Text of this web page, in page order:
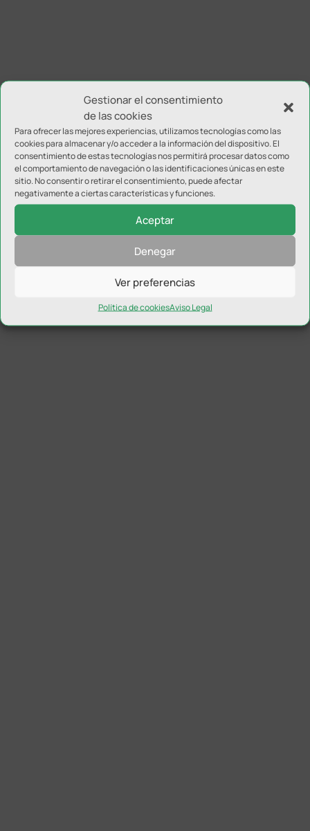
Gestionar el consentimiento
de las cookies
Para ofrecer las mejores experiencias, utilizamos tecnologías como las
cookies para almacenar y/o acceder a la información del dispositivo. El
consentimiento de estas tecnologías nos permitirá procesar datos como
el comportamiento de navegación o las identificaciones únicas en este
sitio. No consentir o retirar el consentimiento, puede afectar
negativamente a ciertas características y funciones.
Aceptar
Denegar
Ver preferencias
Política de cookiesAviso Legal